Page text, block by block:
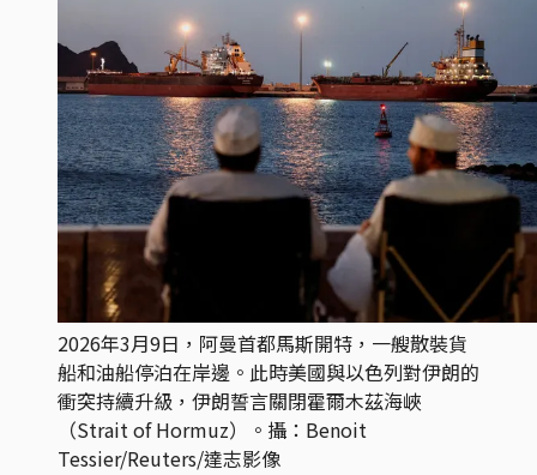
2026年3月9日，阿曼首都馬斯開特，一艘散裝貨
船和油船停泊在岸邊。此時美國與以色列對伊朗的
衝突持續升級，伊朗誓言關閉霍爾木茲海峽
（Strait of Hormuz）。攝：Benoit
Tessier/Reuters/達志影像